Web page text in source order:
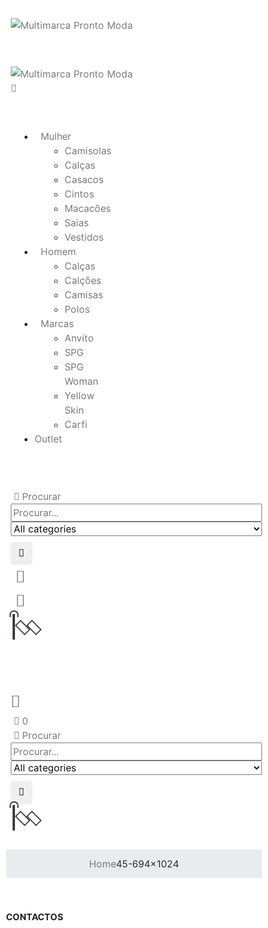
Mulher
Camisolas
Calças
Casacos
Cintos
Macacões
Saias
Vestidos
Homem
Calças
Calções
Camisas
Polos
Marcas
Anvito
SPG
SPG
Woman
Yellow
Skin
Carfi
Outlet
Procurar
0
Procurar
Home45-694×1024
CONTACTOS